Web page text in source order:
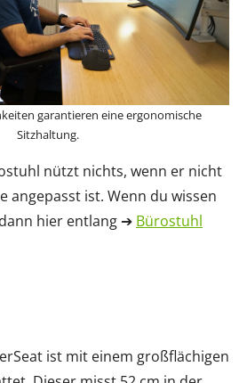
garantieren eine ergonomische
Sitzhaltung.
nützt nichts, wenn er nicht
angepasst ist. Wenn du wissen
hier entlang ➔ Bürostuhl
ist mit einem großflächigen